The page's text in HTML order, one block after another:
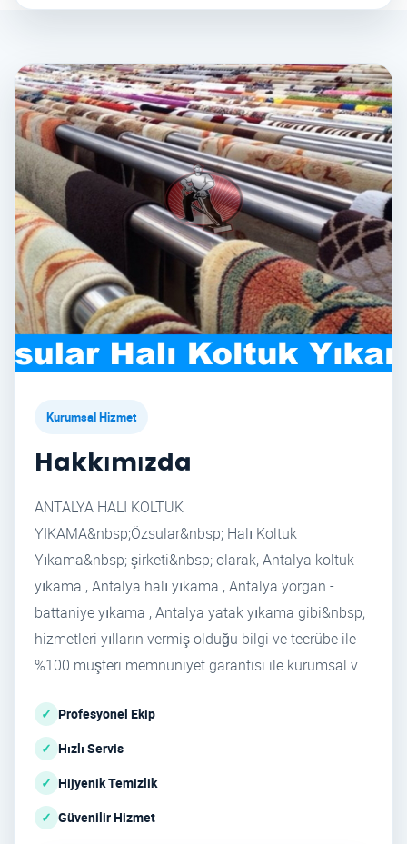
Kurumsal Hizmet
Hakkımızda
ANTALYA HALI KOLTUK
YIKAMA&nbsp;Özsular&nbsp; Halı Koltuk
Yıkama&nbsp; şirketi&nbsp; olarak, Antalya koltuk
yıkama , Antalya halı yıkama , Antalya yorgan -
battaniye yıkama , Antalya yatak yıkama gibi&nbsp;
hizmetleri yılların vermiş olduğu bilgi ve tecrübe ile
%100 müşteri memnuniyet garantisi ile kurumsal v...
✓ Profesyonel Ekip
✓ Hızlı Servis
✓ Hijyenik Temizlik
✓ Güvenilir Hizmet